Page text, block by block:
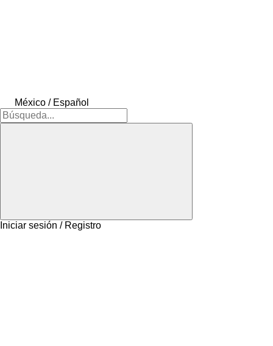
México / Español
Iniciar sesión / Registro